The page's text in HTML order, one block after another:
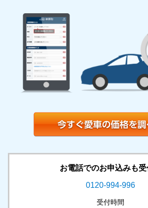
お電話でのお申込みも受
0120-994-996
受付時間